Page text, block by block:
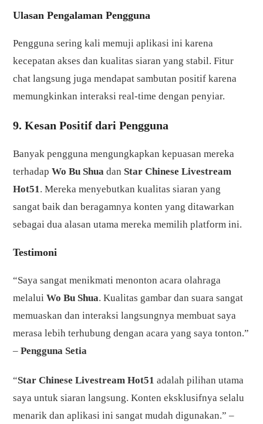
Ulasan Pengalaman Pengguna
Pengguna sering kali memuji aplikasi ini karena
kecepatan akses dan kualitas siaran yang stabil. Fitur
chat langsung juga mendapat sambutan positif karena
memungkinkan interaksi real-time dengan penyiar.
9. Kesan Positif dari Pengguna
Banyak pengguna mengungkapkan kepuasan mereka
terhadapWo Bu Shua dan Star Chinese Livestream
Hot51. Mereka menyebutkan kualitas siaran yang
sangat baik dan beragamnya konten yang ditawarkan
sebagai dua alasan utama mereka memilih platform ini.
Testimoni
“Saya sangat menikmati menonton acara olahraga
melaluiWo Bu Shua. Kualitas gambar dan suara sangat
memuaskan dan interaksi langsungnya membuat saya
merasa lebih terhubung dengan acara yang saya tonton.”
–Pengguna Setia
“Star Chinese Livestream Hot51 adalah pilihan utama
saya untuk siaran langsung. Konten eksklusifnya selalu
menarik dan aplikasi ini sangat mudah digunakan.” –